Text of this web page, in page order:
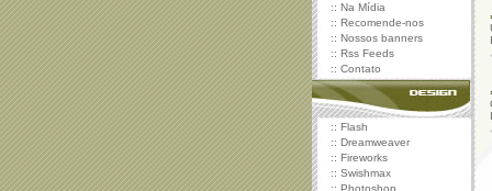
:: Na Mídia
:: Recomende-nos
:: Nossos banners
:: Rss Feeds
:: Contato
:: Flash
:: Dreamweaver
:: Fireworks
:: Swishmax
:: Photoshop